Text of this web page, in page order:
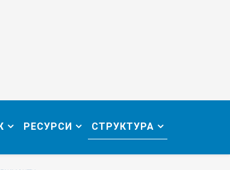
РЕСУРСИ СТРУКТУРА